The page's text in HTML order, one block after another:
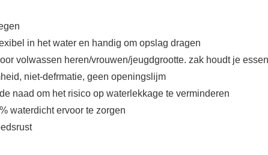
in het water en handig om opslag dragen
volwassen heren/vrouwen/jeugdgrootte. zak houdt je
niet-defrmatie, geen openingslijm
naad om het risico op waterlekkage te verminderen
waterdicht ervoor te zorgen